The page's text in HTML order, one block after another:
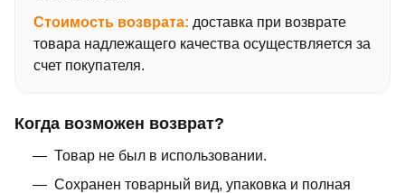
Стоимость возврата: доставка при возврате
товара надлежащего качества осуществляется за
счет покупателя.
Когда возможен возврат?
Товар не был в использовании.
Сохранен товарный вид, упаковка и полная